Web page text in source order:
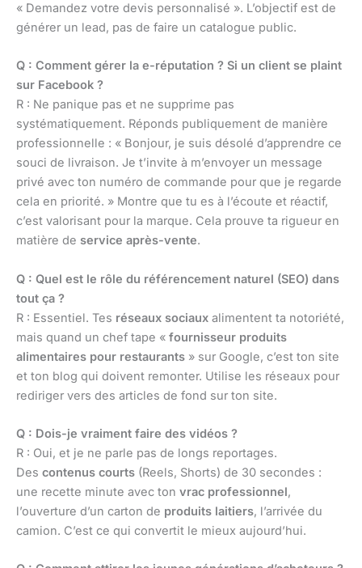
« Demandez votre devis personnalisé ». L’objectif est de
générer un lead, pas de faire un catalogue public.
Q : Comment gérer la e-réputation ? Si un client se plaint
sur Facebook ?
R : Ne panique pas et ne supprime pas
systématiquement. Réponds publiquement de manière
professionnelle : « Bonjour, je suis désolé d’apprendre ce
souci de livraison. Je t’invite à m’envoyer un message
privé avec ton numéro de commande pour que je regarde
cela en priorité. » Montre que tu es à l’écoute et réactif,
c’est valorisant pour la marque. Cela prouve ta rigueur en
matière de service après-vente.
Q : Quel est le rôle du référencement naturel (SEO) dans
tout ça ?
R : Essentiel. Tes réseaux sociaux alimentent ta notoriété,
mais quand un chef tape « fournisseur produits
alimentaires pour restaurants » sur Google, c’est ton site
et ton blog qui doivent remonter. Utilise les réseaux pour
rediriger vers des articles de fond sur ton site.
Q : Dois-je vraiment faire des vidéos ?
R : Oui, et je ne parle pas de longs reportages.
Des contenus courts (Reels, Shorts) de 30 secondes :
une recette minute avec ton vrac professionnel,
l’ouverture d’un carton de produits laitiers, l’arrivée du
camion. C’est ce qui convertit le mieux aujourd’hui.